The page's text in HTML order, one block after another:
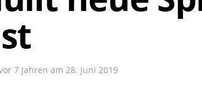
7 Jahren am 28. Juni 2019